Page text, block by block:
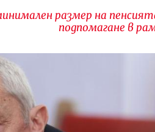
размер на
подпомагане в